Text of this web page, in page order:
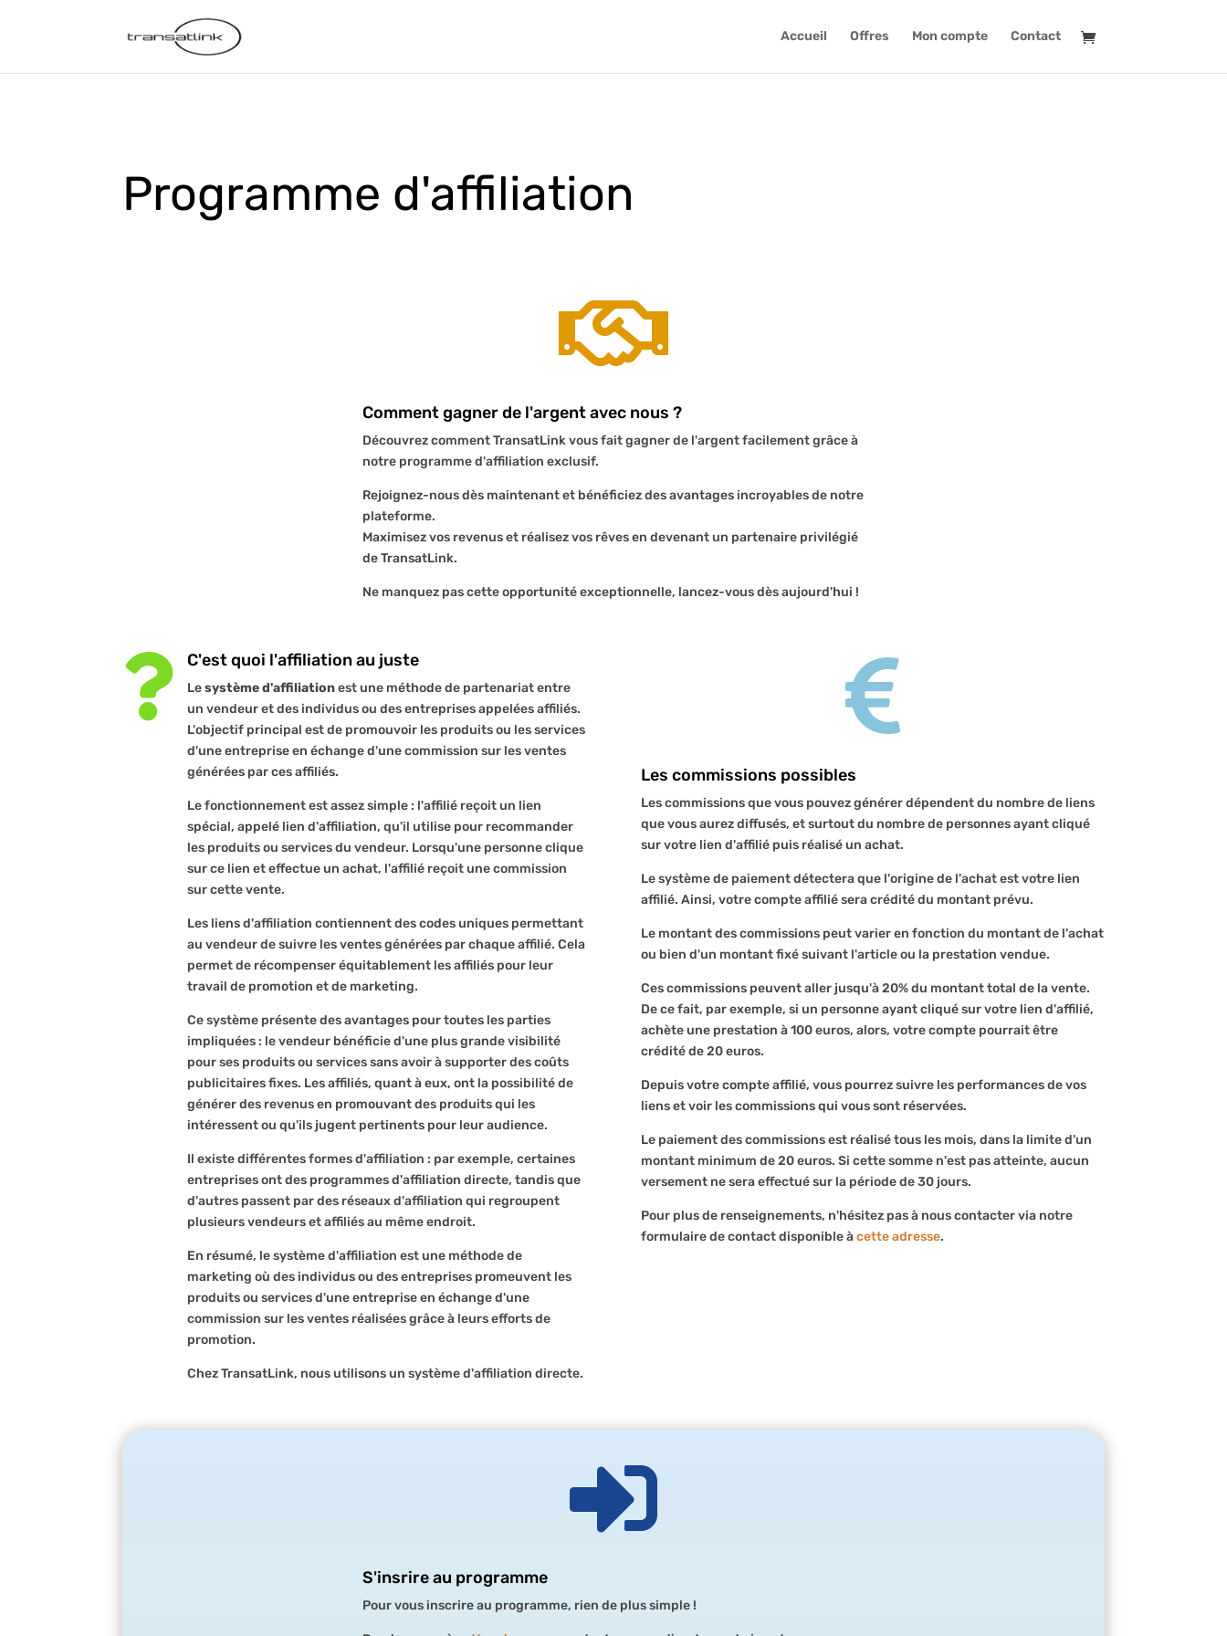
Accueil Offres Mon compte Contact
Programme d'affiliation

Comment gagner de l'argent avec nous ?
Découvrez comment TransatLink vous fait gagner de l'argent facilement grâce à
notre programme d'affiliation exclusif.
Rejoignez-nous dès maintenant et bénéficiez des avantages incroyables de notre
plateforme.
Maximisez vos revenus et réalisez vos rêves en devenant un partenaire privilégié
de TransatLink.
Ne manquez pas cette opportunité exceptionnelle, lancez-vous dès aujourd'hui !
 C'est quoi l'affiliation au juste
Lesystème d'affiliationest une méthode de partenariat entre
un vendeur et des individus ou des entreprises appelées affiliés.
L'objectif principal est de promouvoir les produits ou les services
d'une entreprise en échange d'une commission sur les ventes
générées par ces affiliés.
Le fonctionnement est assez simple : l'affilié reçoit un lien
spécial, appelé lien d'affiliation, qu'il utilise pour recommander
les produits ou services du vendeur. Lorsqu'une personne clique
sur ce lien et effectue un achat, l'affilié reçoit une commission
sur cette vente.
Les liens d'affiliation contiennent des codes uniques permettant
au vendeur de suivre les ventes générées par chaque affilié. Cela
permet de récompenser équitablement les affiliés pour leur
travail de promotion et de marketing.
Ce système présente des avantages pour toutes les parties
impliquées : le vendeur bénéficie d'une plus grande visibilité
pour ses produits ou services sans avoir à supporter des coûts
publicitaires fixes. Les affiliés, quant à eux, ont la possibilité de
générer des revenus en promouvant des produits qui les
intéressent ou qu'ils jugent pertinents pour leur audience.
Il existe différentes formes d'affiliation : par exemple, certaines
entreprises ont des programmes d'affiliation directe, tandis que
d'autres passent par des réseaux d'affiliation qui regroupent
plusieurs vendeurs et affiliés au même endroit.
En résumé, le système d'affiliation est une méthode de
marketing où des individus ou des entreprises promeuvent les
produits ou services d'une entreprise en échange d'une
commission sur les ventes réalisées grâce à leurs efforts de
promotion.
Chez TransatLink, nous utilisons un système d'affiliation directe.

Les commissions possibles
Les commissions que vous pouvez générer dépendent du nombre de liens
que vous aurez diffusés, et surtout du nombre de personnes ayant cliqué
sur votre lien d'affilié puis réalisé un achat.
Le système de paiement détectera que l'origine de l'achat est votre lien
affilié. Ainsi, votre compte affilié sera crédité du montant prévu.
Le montant des commissions peut varier en fonction du montant de l'achat
ou bien d'un montant fixé suivant l'article ou la prestation vendue.
Ces commissions peuvent aller jusqu'à 20% du montant total de la vente.
De ce fait, par exemple, si un personne ayant cliqué sur votre lien d'affilié,
achète une prestation à 100 euros, alors, votre compte pourrait être
crédité de 20 euros.
Depuis votre compte affilié, vous pourrez suivre les performances de vos
liens et voir les commissions qui vous sont réservées.
Le paiement des commissions est réalisé tous les mois, dans la limite d'un
montant minimum de 20 euros. Si cette somme n'est pas atteinte, aucun
versement ne sera effectué sur la période de 30 jours.
Pour plus de renseignements, n'hésitez pas à nous contacter via notre
formulaire de contact disponible àcette adresse.

S'insrire au programme
Pour vous inscrire au programme, rien de plus simple !